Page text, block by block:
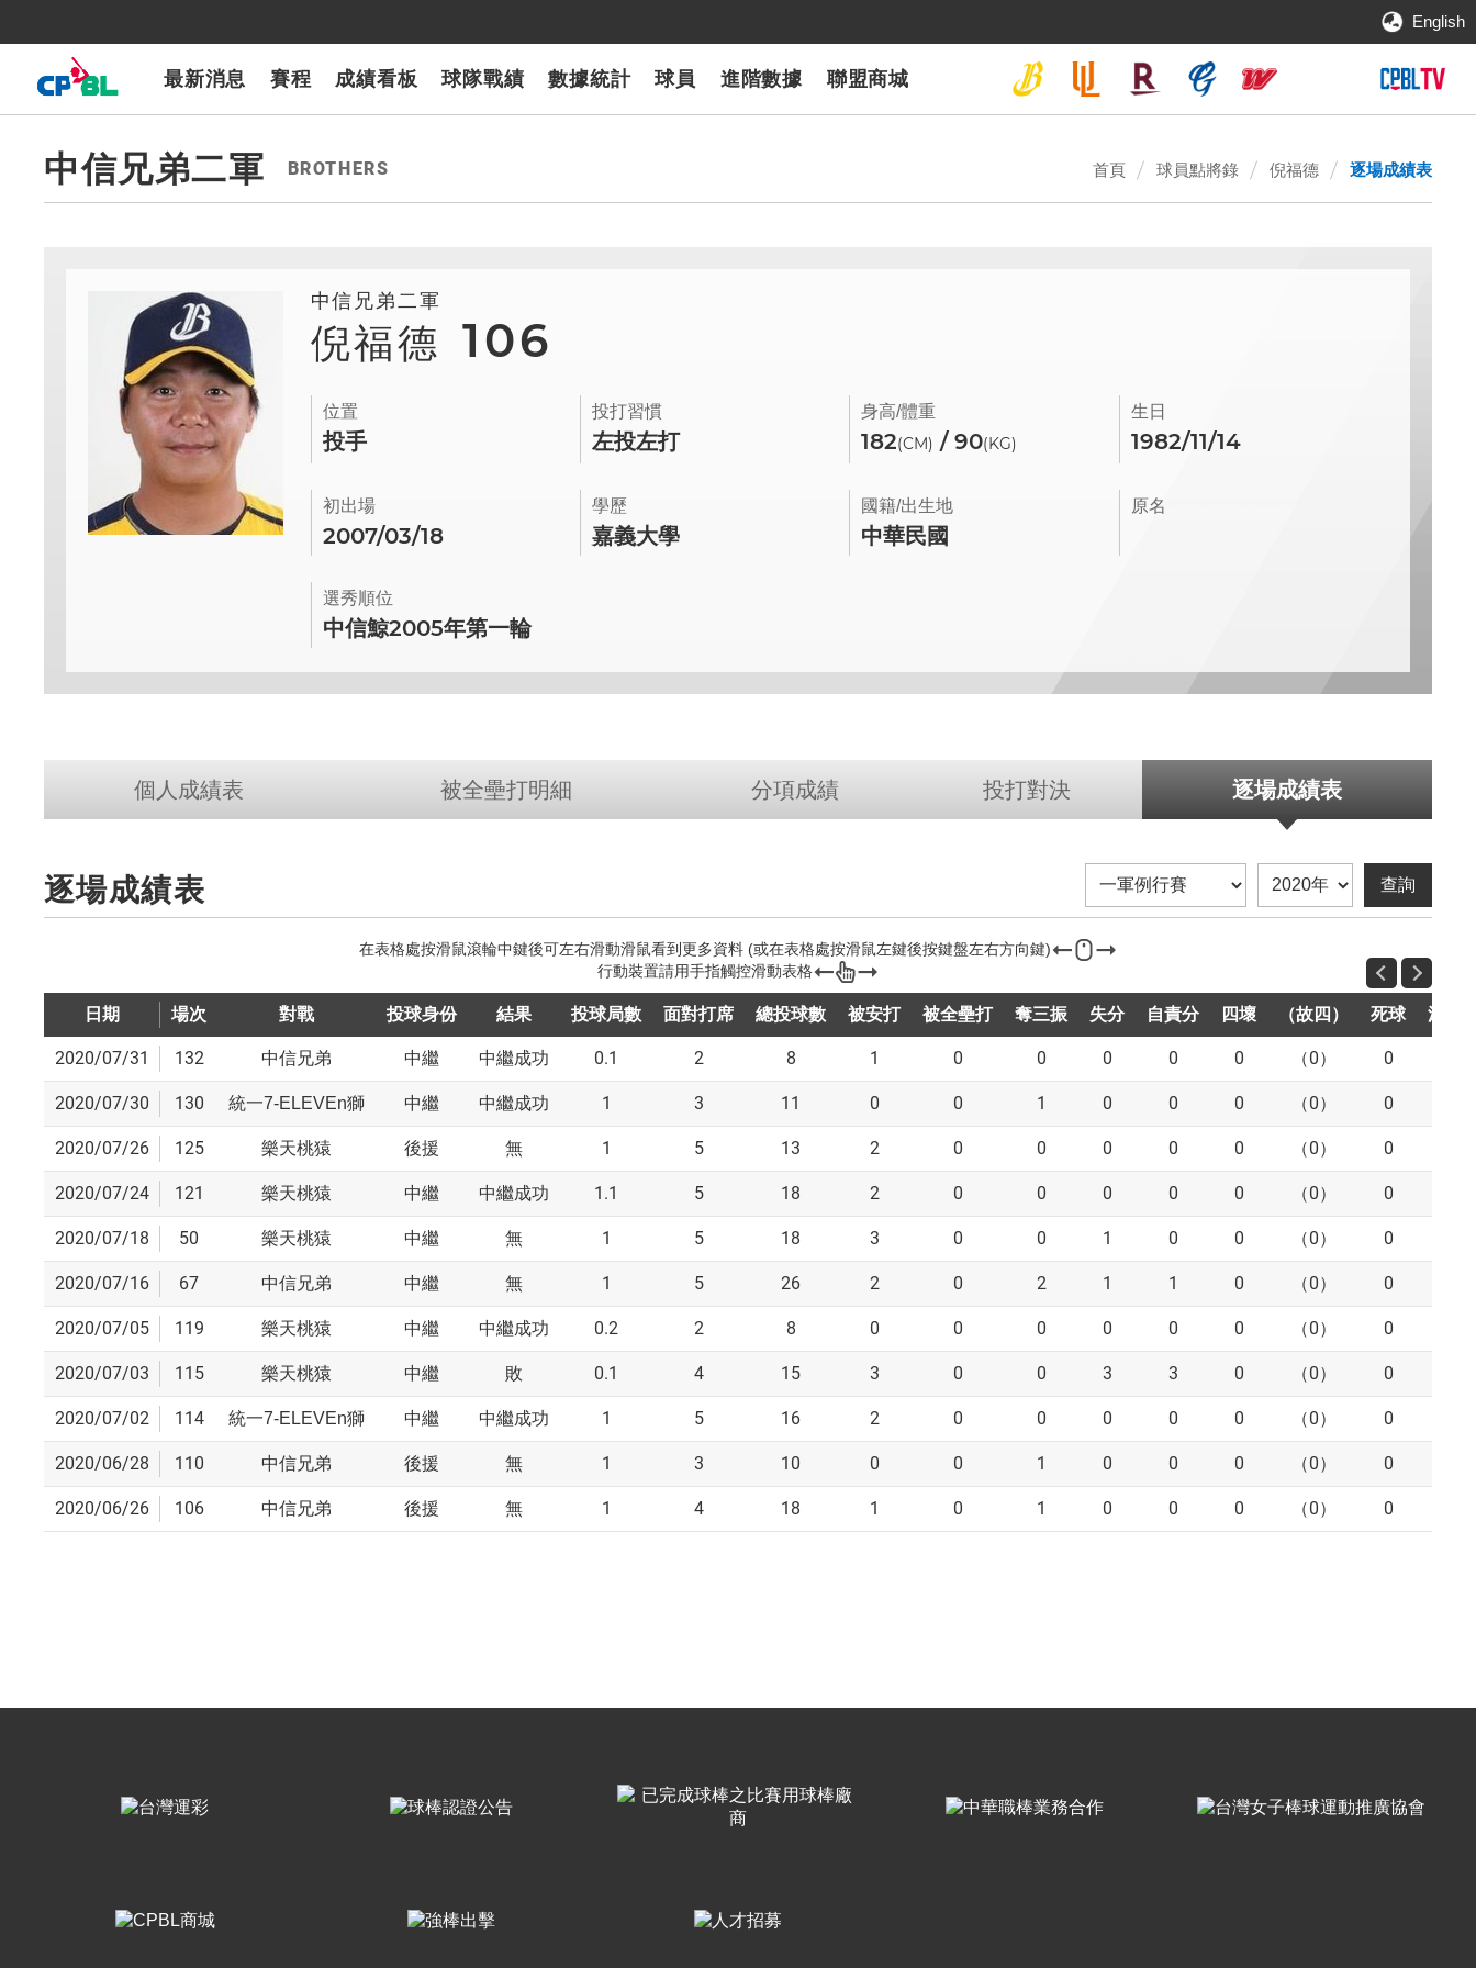
English
最新消息 賽程 成績看板 球隊戰績 數據統計 球員 進階數據 聯盟商城
7-ELEVEn獅
樂天桃猿富邦悍將 味全龍 台鋼雄鷹CPBLTV
中信兄弟二軍 BROTHERS 首頁 球員點將錄 倪福德 逐場成績表
中信兄弟二軍
倪福德 106
位置
投手
投打習慣
左投左打
身高/體重
182(CM) / 90(KG)
生日
1982/11/14
初出場
2007/03/18
學歷
嘉義大學
國籍/出生地
中華民國
原名
選秀順位
中信鯨2005年第一輪
個人成績表 被全壘打明細 分項成績 投打對決 逐場成績表
逐場成績表
日期 場次 對戰 投球身份 結果 投球局數 面對打席 總投球數 被安打 被全壘打 奪三振 失分 自責分 四壞 （故四） 死球 滾地
2020/07/31 132 中信兄弟 中繼 中繼成功 0.1 2 8 1 0 0 0 0 0 （0） 0
2020/07/30 130 統一7-ELEVEn獅 中繼 中繼成功 1 3 11 0 0 1 0 0 0 （0） 0
2020/07/26 125 樂天桃猿 後援 無 1 5 13 2 0 0 0 0 0 （0） 0
2020/07/24 121 樂天桃猿 中繼 中繼成功 1.1 5 18 2 0 0 0 0 0 （0） 0
2020/07/18 50 樂天桃猿 中繼 無 1 5 18 3 0 0 1 0 0 （0） 0
2020/07/16 67 中信兄弟 中繼 無 1 5 26 2 0 2 1 1 0 （0） 0
2020/07/05 119 樂天桃猿 中繼 中繼成功 0.2 2 8 0 0 0 0 0 0 （0） 0
2020/07/03 115 樂天桃猿 中繼 敗 0.1 4 15 3 0 0 3 3 0 （0） 0
2020/07/02 114 統一7-ELEVEn獅 中繼 中繼成功 1 5 16 2 0 0 0 0 0 （0） 0
2020/06/28 110 中信兄弟 後援 無 1 3 10 0 0 1 0 0 0 （0） 0
2020/06/26 106 中信兄弟 後援 無 1 4 18 1 0 1 0 0 0 （0） 0